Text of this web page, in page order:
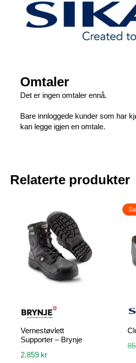
Omtaler
Det er ingen omtaler ennå.
Bare innloggede kunder som har
kan legge igjen en omtale.
Relaterte produkter
Vernestøvlett
Supporter – Brynje
2.859 kr